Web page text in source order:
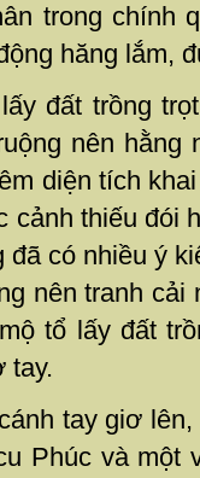
trong chính
hăng lắm,
đất trồng
nên hằng
diện tích
cảnh thiếu đói
có nhiều ý
nên tranh cải
tổ lấy đất
tay.
tay giơ
Phúc và một